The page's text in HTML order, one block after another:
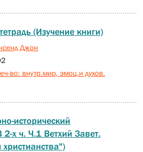
(Изучение книги)
Джон
во: внутр.мир, эмоц.и духов.
исторический
х ч. Ч.1 Ветхий Завет.